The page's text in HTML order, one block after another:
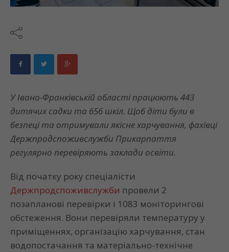
У Івано-Франківській області працюють 443
дитячих садки та 656 шкіл. Щоб діти були в
безпеці та отримували якісне харчування, фахівці
Держпродспоживслужби Прикарпаття
регулярно перевіряють заклади освіти.
Від початку року спеціалісти
Держпродспоживслужби провели 2
позапланові перевірки і 1083 моніторингові
обстеження. Вони перевіряли температуру у
приміщеннях, організацію харчування, стан
водопостачання та матеріально-технічне